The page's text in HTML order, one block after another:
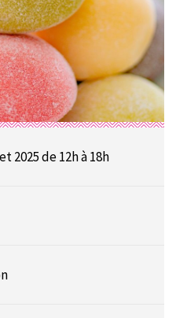
2025 de 12h à 18h